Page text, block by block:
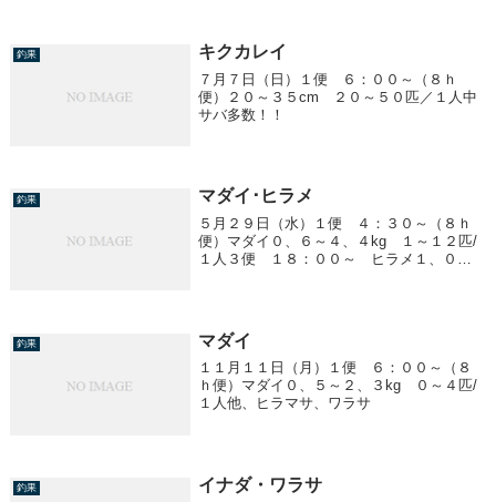
釣果 キクカレイ
７月７日（日）１便 ６：００～（８ｈ
便）２０～３５cm ２０～５０匹／１人中
サバ多数！！
釣果 マダイ･ヒラメ
５月２９日（水）１便 ４：３０～（８ｈ
便）マダイ０、６～４、４kg １～１２匹/
１人３便 １８：００～ ヒラメ１、０～
釣果 マダイ
１１月１１日（月）１便 ６：００～（８
ｈ便）マダイ０、５～２、３kg ０～４匹/
１人他、ヒラマサ、ワラサ
釣果 イナダ・ワラサ